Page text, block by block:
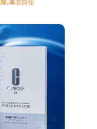
,美妆前线